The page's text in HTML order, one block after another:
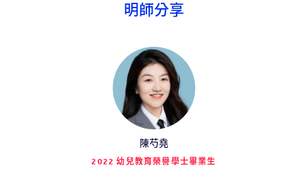
明師分享
陳芍堯
2022 幼兒教育榮譽學士畢業生